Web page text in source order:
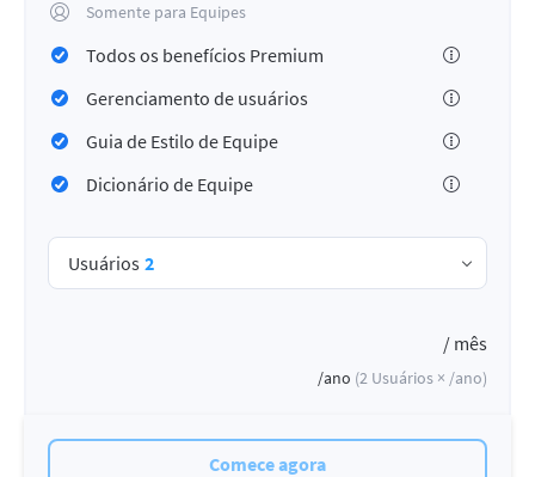
Somente para Equipes
Todos os benefícios Premium
Gerenciamento de usuários
Guia de Estilo de Equipe
Dicionário de Equipe
Usuários 2
/ mês
/ano (2 Usuários × /ano)
Comece agora